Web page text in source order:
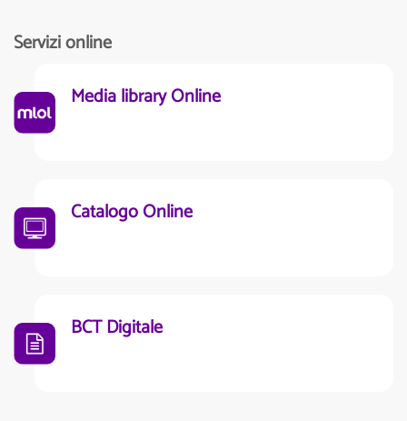
Servizi online
Media library Online
Catalogo Online
BCT Digitale